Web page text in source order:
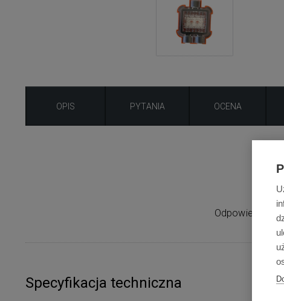
OPIS PYTANIA OCENA
Odpowiednie
Specyfikacja techniczna